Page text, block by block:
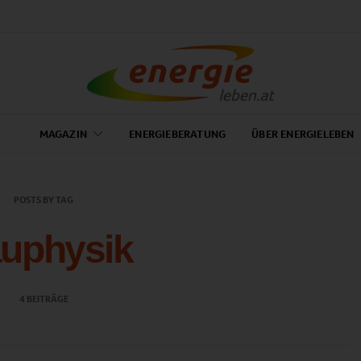
MAGAZIN ENERGIEBERATUNG ÜBER ENERGIELEBEN
POSTS BY TAG
4 BEITRÄGE